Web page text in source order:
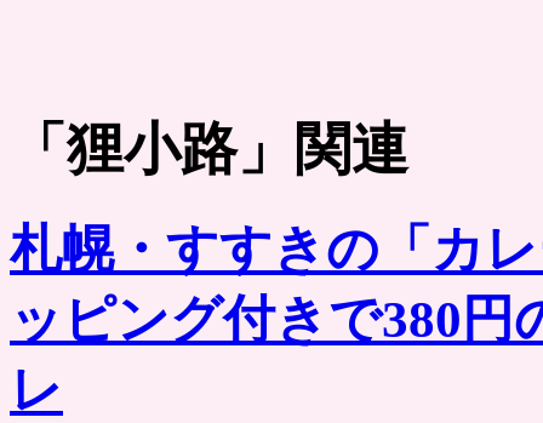
「狸小路」関連
札幌・すすきの「カ
ッピング付きで380
レ